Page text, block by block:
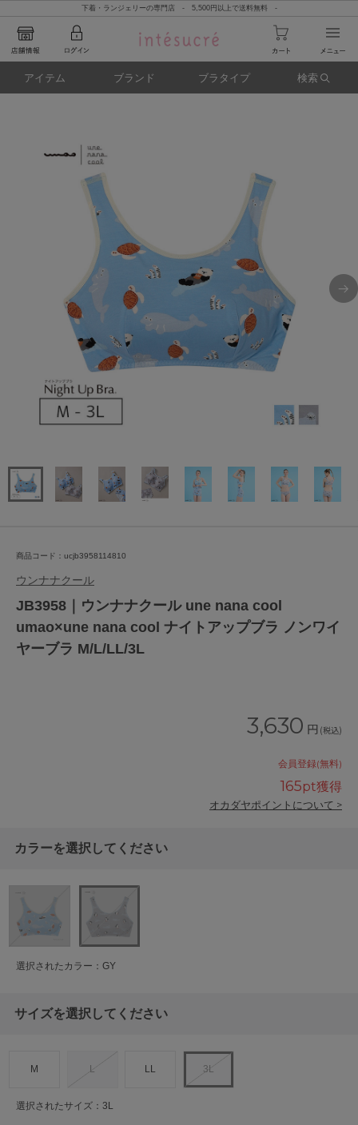
下着・ランジェリーの専門店 - 5,500円以上で送料無料 -
アイテム ブランド ブラタイプ 検索
商品コード：ucjb3958114810
ウンナナクール
JB3958｜ウンナナクール une nana cool
umao×une nana cool ナイトアップブラ ノンワイ
ヤーブラ M/L/LL/3L
3,630 円 (税込)
会員登録(無料)
165pt獲得
オカダヤポイントについて >
カラーを選択してください
選択されたカラー：GY
サイズを選択してください
M L LL 3L
選択されたサイズ：3L